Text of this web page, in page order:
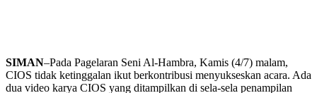
SIMAN–Pada Pagelaran Seni Al-Hambra, Kamis (4/7) malam,
CIOS tidak ketinggalan ikut berkontribusi menyukseskan acara. Ada
dua video karya CIOS yang ditampilkan di sela-sela penampilan